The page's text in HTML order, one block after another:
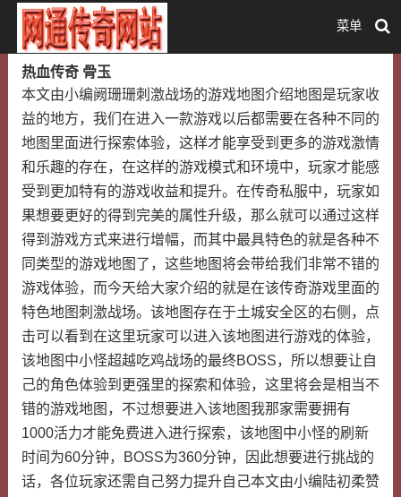
菜单
热血传奇 骨玉
本文由小编阙珊珊刺激战场的游戏地图介绍地图是玩家收
益的地方，我们在进入一款游戏以后都需要在各种不同的
地图里面进行探索体验，这样才能享受到更多的游戏激情
和乐趣的存在，在这样的游戏模式和环境中，玩家才能感
受到更加特有的游戏收益和提升。在传奇私服中，玩家如
果想要更好的得到完美的属性升级，那么就可以通过这样
得到游戏方式来进行增幅，而其中最具特色的就是各种不
同类型的游戏地图了，这些地图将会带给我们非常不错的
游戏体验，而今天给大家介绍的就是在该传奇游戏里面的
特色地图刺激战场。该地图存在于土城安全区的右侧，点
击可以看到在这里玩家可以进入该地图进行游戏的体验，
该地图中小怪超越吃鸡战场的最终BOSS，所以想要让自
己的角色体验到更强里的探索和体验，这里将会是相当不
错的游戏地图，不过想要进入该地图我那家需要拥有
1000活力才能免费进入进行探索，该地图中小怪的刷新
时间为60分钟，BOSS为360分钟，因此想要进行挑战的
话，各位玩家还需自己努力提升自己本文由小编陆初柔赞